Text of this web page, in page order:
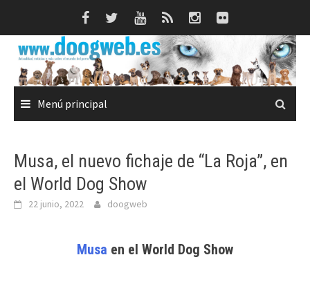
Menú principal
Musa, el nuevo fichaje de “La Roja”, en
el World Dog Show
22 junio, 2022 doogweb
Musa en el World Dog Show